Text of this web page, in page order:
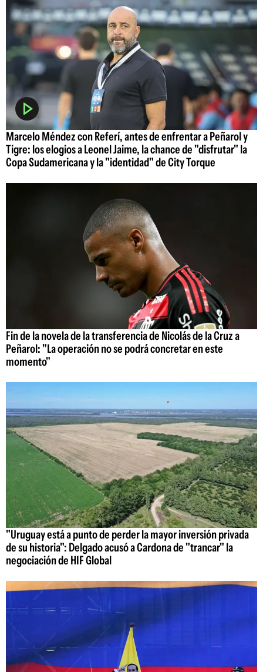
Marcelo Méndez con Referí, antes de enfrentar a Peñarol y
Tigre: los elogios a Leonel Jaime, la chance de "disfrutar" la
Copa Sudamericana y la "identidad" de City Torque
Fin de la novela de la transferencia de Nicolás de la Cruz a
Peñarol: "La operación no se podrá concretar en este
momento"
"Uruguay está a punto de perder la mayor inversión privada
de su historia": Delgado acusó a Cardona de "trancar" la
negociación de HIF Global